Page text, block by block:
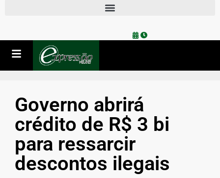
Governo abrirá
crédito de R$ 3 bi
para ressarcir
descontos ilegais